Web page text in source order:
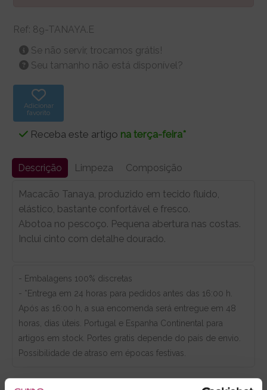
Ref: 89-TANAYA.E
Se não servir, trocamos grátis!
Seu tamanho não está disponível?
Adicionar
favorito
Receba este artigo na terça-feira*
Descrição Limpeza Composição
Macacão Tanaya, produzido em tecido fluido,
elástico, bastante confortável e fresco.
Abotoa no pescoço. Pequena abertura nas costas.
Inclui cinto com detalhe dourado.
- Embalagens 100% discretas
- *Entrega em 24 horas para pedidos antes das 16:00 h.
Após as 16:00 h, a sua encomenda será entregue em 48
horas, dias úteis. Portugal e Espanha Continental para
artigos em stock. Portes gratis depende do país de envio.
Possibilidade de atraso em épocas festivas.